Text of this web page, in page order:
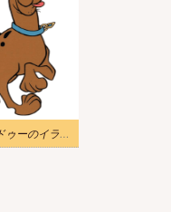
スクービー・ドゥーのイラスト